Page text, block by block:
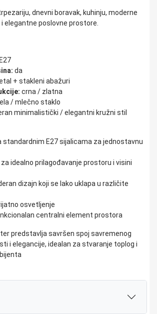
dnevni boravak, kuhinju, moderne
elegantne poslovne prostore.
da
+ stakleni abažuri
crna / zlatna
/ mlečno staklo
minimalistički / elegantni kružni stil
E27 sijalicama za jednostavnu
idealno prilagođavanje prostoru i visini
dizajn koji se lako uklapa u različite
osvetljenje
centralni element prostora
predstavlja savršen spoj savremenog
i elegancije, idealan za stvaranje toplog i